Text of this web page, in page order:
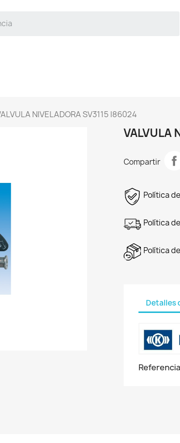
NIVELADORA SV3115 I86024
VALVULA
Compartir
Política
Política
Política
Detalles
Referencia